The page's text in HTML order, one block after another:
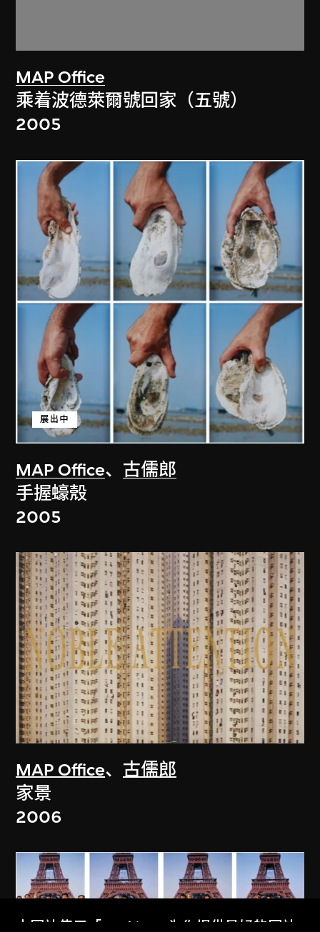
MAP Office
乘着波德萊爾號回家（五號）
2005
MAP Office、 古儒郎
展出中
手握蠔殼
2005
MAP Office、 古儒郎
家景
2006
本网站使用「Cookies」为你提供最好的网站